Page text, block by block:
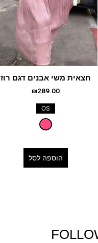
חצאית משי אבנים דגם רוז
₪289.00
OS
הוספה לסל